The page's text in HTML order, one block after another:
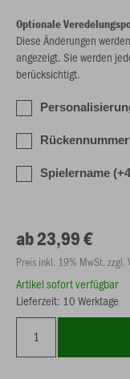
Optionale
Diese Änderungen
angezeigt. Sie werden
berücksichtigt.
Spielername
ab 23,99 €
Preis inkl. 19% MwSt. zzgl.
Artikel sofort verfügbar
Lieferzeit: 10 Werktage